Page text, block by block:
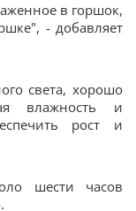
в горшок,
- добавляет
света, хорошо
влажность и
рост и
шести часов